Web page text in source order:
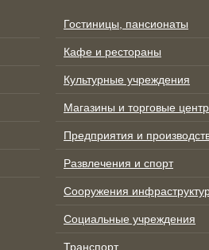
Гостиницы, пансионаты
Кафе и рестораны
Культурные учреждения
Магазины и торговые
Предприятия и
Развлечения и спорт
Сооружения
Социальные учреждения
Транспорт